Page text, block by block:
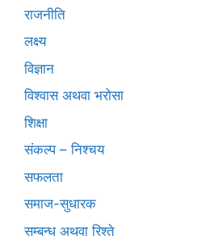
राजनीति
लक्ष्य
विज्ञान
विश्वास अथवा भरोसा
शिक्षा
संकल्प – निश्चय
सफलता
समाज-सुधारक
सम्बन्ध अथवा रिश्ते